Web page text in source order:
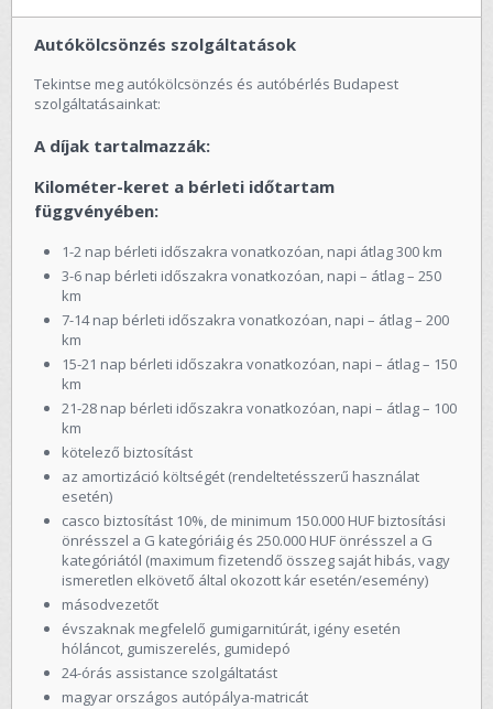
Autókölcsönzés szolgáltatások
Tekintse meg autókölcsönzés és autóbérlés Budapest
szolgáltatásainkat:
A díjak tartalmazzák:
Kilométer-keret a bérleti időtartam
függvényében:
1-2 nap bérleti időszakra vonatkozóan, napi átlag 300 km
3-6 nap bérleti időszakra vonatkozóan, napi – átlag – 250
km
7-14 nap bérleti időszakra vonatkozóan, napi – átlag – 200
km
15-21 nap bérleti időszakra vonatkozóan, napi – átlag – 150
km
21-28 nap bérleti időszakra vonatkozóan, napi – átlag – 100
km
kötelező biztosítást
az amortizáció költségét (rendeltetésszerű használat
esetén)
casco biztosítást 10%, de minimum 150.000 HUF biztosítási
önrésszel a G kategóriáig és 250.000 HUF önrésszel a G
kategóriától (maximum fizetendő összeg saját hibás, vagy
ismeretlen elkövető által okozott kár esetén/esemény)
másodvezetőt
évszaknak megfelelő gumigarnitúrát, igény esetén
hóláncot, gumiszerelés, gumidepó
24-órás assistance szolgáltatást
magyar országos autópálya-matricát